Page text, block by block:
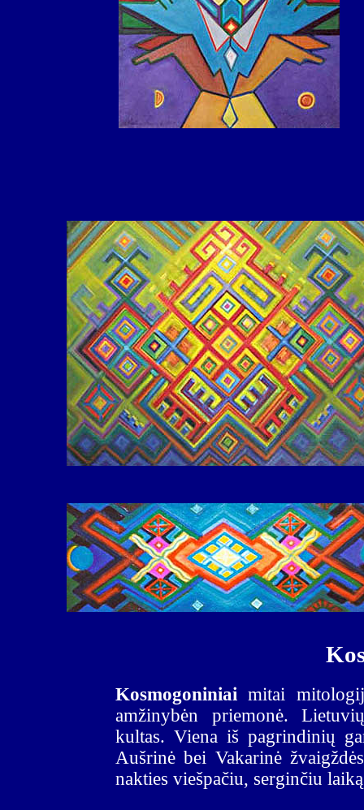
Kosmogoniniai mitai
amžinybėn priemonė.
kultas. Viena iš pagrindinių
Aušrinė bei Vakarinė
nakties viešpačiu, serginčiu